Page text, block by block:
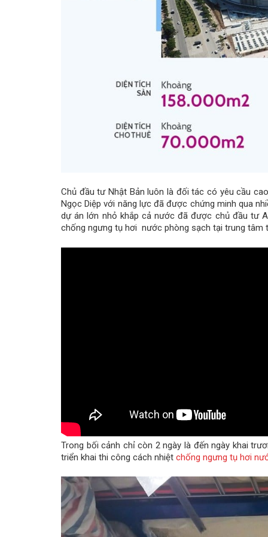
Chủ đầu tư Nhật Bản luôn là đối tác có yêu cầu
Ngọc Diệp với năng lực đã được chứng minh qua
dự án lớn nhỏ khắp cả nước đã được chủ đầu tư
chống ngưng tụ hơi nước phòng sạch tại trung tâm
Trong bối cảnh chỉ còn 2 ngày là đến ngày khai
triển khai thi công cách nhiệt chống ngưng tụ hơi